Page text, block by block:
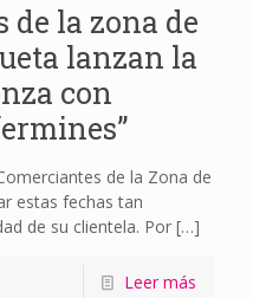
de la zona de
lanzan la
con
de la Zona de
estas fechas tan
de su cliente­la. Por[…]
Leer más